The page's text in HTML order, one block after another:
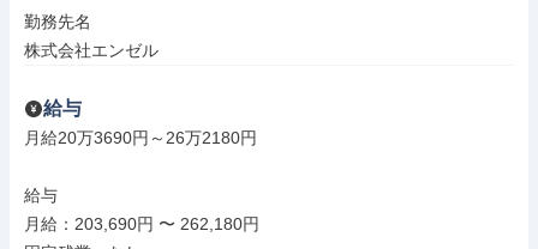
勤務先名
株式会社エンゼル
給与
月給20万3690円～26万2180円
給与
月給：203,690円 〜 262,180円